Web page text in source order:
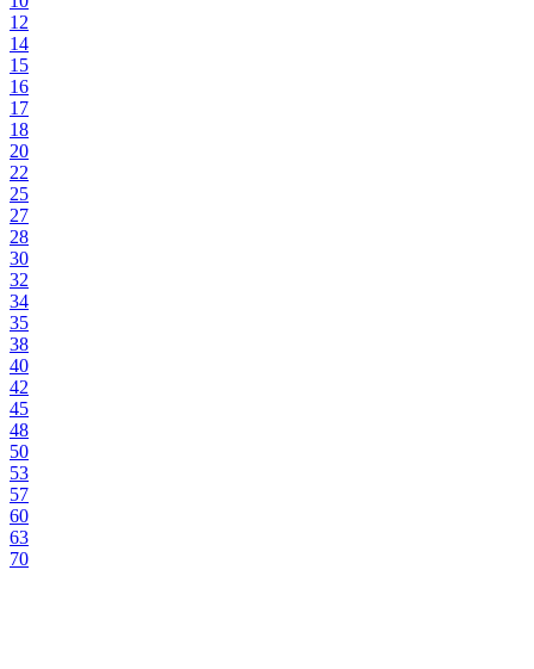
12
14
15
16
17
18
20
22
25
27
28
30
32
34
35
38
40
42
45
48
50
53
57
60
63
70